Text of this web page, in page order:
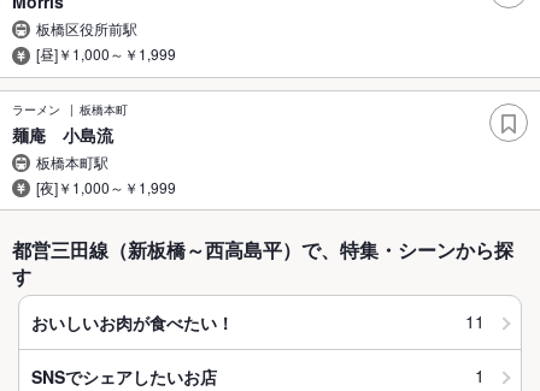
板橋区役所前駅
[昼]￥1,000～￥1,999
ラーメン 板橋本町
麺庵 小島流
板橋本町駅
[夜]￥1,000～￥1,999
都営三田線（新板橋～西高島平）で、特集・シーンから探
す
おいしいお肉が食べたい！ 11
SNSでシェアしたいお店 1